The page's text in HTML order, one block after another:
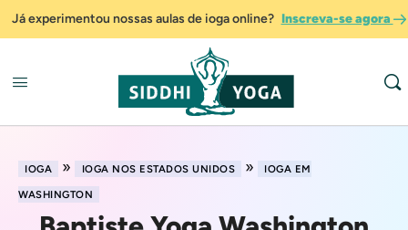
Já experimentou nossas aulas de ioga online? Inscreva-se agora
IOGA » IOGA NOS ESTADOS UNIDOS »
IOGA EM
WASHINGTON